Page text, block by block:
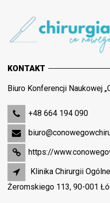
KONTAKT
Biuro Konferencji Naukowej
+48 664 194 090
https://
Klinika Chirurgii
Żeromskiego 113, 90-001